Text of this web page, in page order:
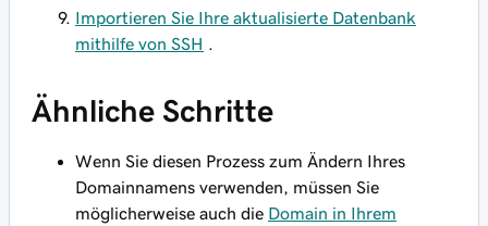
Importieren Sie Ihre aktualisierte Datenbank
mithilfe von SSH
Ähnliche Schritte
Wenn Sie diesen Prozess zum Ändern Ihres
Domainnamens verwenden, müssen Sie
möglicherweise auch die Domain in Ihrem